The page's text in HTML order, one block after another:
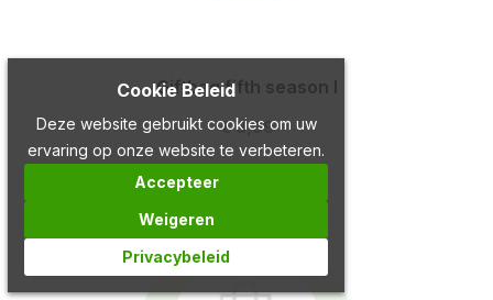
Giftbag fifth season l
€ 3,99
Cookie Beleid
Deze website gebruikt cookies om uw
ervaring op onze website te verbeteren.
Accepteer
Weigeren
Privacybeleid